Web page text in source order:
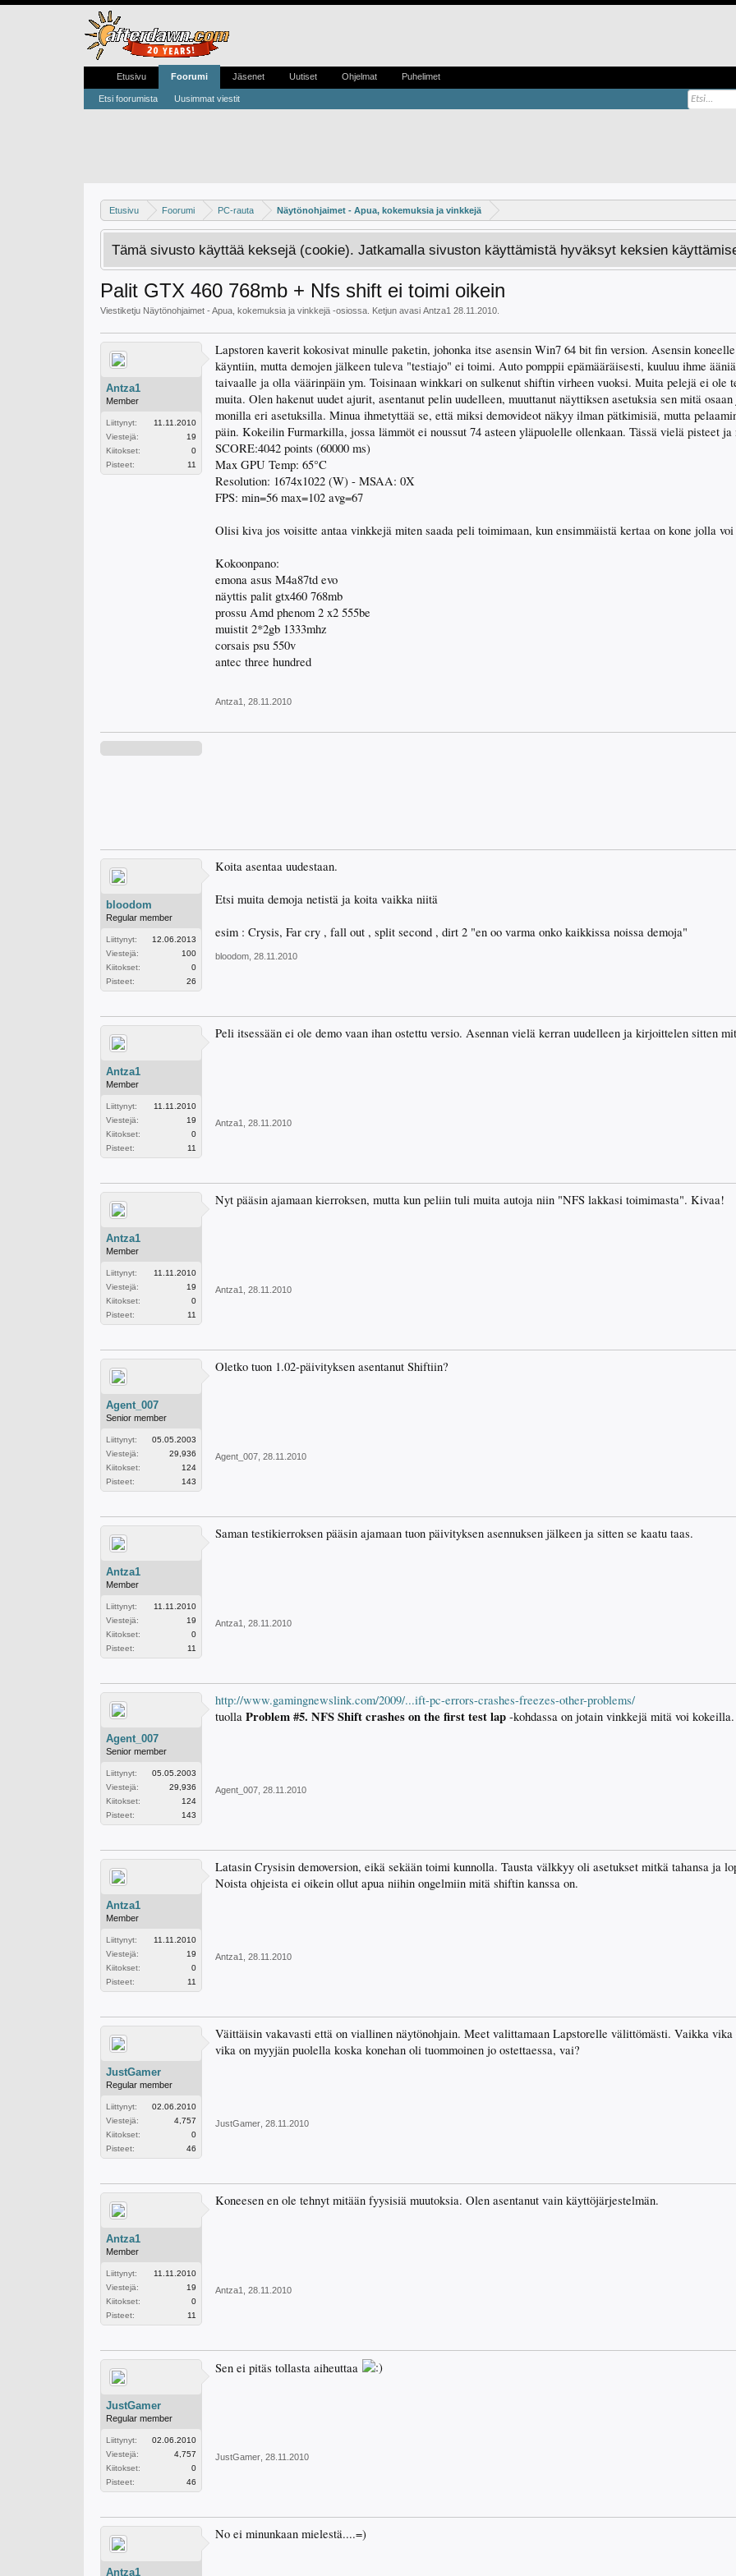
Etusivu Foorumi PC-rauta Näytönohjaimet - Apua, kokemuksia ja vinkkejä
Tämä sivusto käyttää keksejä (cookie). Jatkamalla sivuston käyttämistä hyväksyt keksien
Palit GTX 460 768mb + Nfs shift ei toimi oikein
Viestiketju Näytönohjaimet - Apua, kokemuksia ja vinkkejä -osiossa. Ketjun avasi Antza1 28.11.2010
Antza1
Member
Liittynyt:
11.11.2010
Viestejä:
19
Kiitokset:
0
Pisteet:
11
Lapstoren kaverit kokosivat minulle paketin, johonka itse asensin Win7 64 bit fin version. Asensin
käyntiin, mutta demojen jälkeen tuleva "testiajo" ei toimi. Auto pomppii epämääräisesti, kuuluu ihme
taivaalle ja olla väärinpäin ym. Toisinaan winkkari on sulkenut shiftin virheen vuoksi. Muita pelejä ei ole
muita. Olen hakenut uudet ajurit, asentanut pelin uudelleen, muuttanut näyttiksen asetuksia sen mitä
monilla eri asetuksilla. Minua ihmetyttää se, että miksi demovideot näkyy ilman pätkimisiä, mutta
päin. Kokeilin Furmarkilla, jossa lämmöt ei noussut 74 asteen yläpuolelle ollenkaan. Tässä vielä pisteet
SCORE:4042 points (60000 ms)
Max GPU Temp: 65°C
Resolution: 1674x1022 (W) - MSAA: 0X
FPS: min=56 max=102 avg=67
Olisi kiva jos voisitte antaa vinkkejä miten saada peli toimimaan, kun ensimmäistä kertaa on kone jolla
Kokoonpano:
emona asus M4a87td evo
näyttis palit gtx460 768mb
prossu Amd phenom 2 x2 555be
muistit 2*2gb 1333mhz
corsais psu 550v
antec three hundred
Antza1
28.11.2010
bloodom
Regular member
Liittynyt:
12.06.2013
Viestejä:
100
Kiitokset:
0
Pisteet:
26
Koita asentaa uudestaan.
Etsi muita demoja netistä ja koita vaikka niitä
esim : Crysis, Far cry , fall out , split second , dirt 2 "en oo varma onko kaikkissa noissa demoja"
bloodom 28.11.2010
Antza1
Member
Liittynyt:
11.11.2010
Viestejä:
19
Kiitokset:
0
Pisteet:
11
Peli itsessään ei ole demo vaan ihan ostettu versio. Asennan vielä kerran uudelleen ja kirjoittelen sitten
Antza1 28.11.2010
Antza1
Member
Liittynyt:
11.11.2010
Viestejä:
19
Kiitokset:
0
Pisteet:
11
Nyt pääsin ajamaan kierroksen, mutta kun peliin tuli muita autoja niin "NFS lakkasi toimimasta". Kivaa!
Antza1 28.11.2010
Agent_007
Senior member
Liittynyt:
05.05.2003
Viestejä:
29,936
Kiitokset:
124
Pisteet:
143
Oletko tuon 1.02-päivityksen asentanut Shiftiin?
Agent_007 28.11.2010
Antza1
Member
Liittynyt:
11.11.2010
Viestejä:
19
Kiitokset:
0
Pisteet:
11
Saman testikierroksen pääsin ajamaan tuon päivityksen asennuksen jälkeen ja sitten se kaatu taas.
Antza1 28.11.2010
Agent_007
Senior member
Liittynyt:
05.05.2003
Viestejä:
29,936
Kiitokset:
124
Pisteet:
143
http://www.gamingnewslink.com/2009/...ift-pc-errors-crashes-freezes-other-problems/
tuolla Problem #5. NFS Shift crashes on the first test lap -kohdassa on jotain vinkkejä mitä voi kokeilla.
Agent_007 28.11.2010
Antza1
Member
Liittynyt:
11.11.2010
Viestejä:
19
Kiitokset:
0
Pisteet:
11
Latasin Crysisin demoversion, eikä sekään toimi kunnolla. Tausta välkkyy oli asetukset mitkä tahansa ja
Noista ohjeista ei oikein ollut apua niihin ongelmiin mitä shiftin kanssa on.
Antza1 28.11.2010
JustGamer
Regular member
Liittynyt:
02.06.2010
Viestejä:
4,757
Kiitokset:
0
Pisteet:
46
Väittäisin vakavasti että on viallinen näytönohjain. Meet valittamaan Lapstorelle välittömästi. Vaikka
vika on myyjän puolella koska konehan oli tuommoinen jo ostettaessa, vai?
JustGamer 28.11.2010
Antza1
Member
Liittynyt:
11.11.2010
Viestejä:
19
Kiitokset:
0
Pisteet:
11
Koneesen en ole tehnyt mitään fyysisiä muutoksia. Olen asentanut vain käyttöjärjestelmän.
Antza1 28.11.2010
JustGamer
Regular member
Liittynyt:
02.06.2010
Viestejä:
4,757
Kiitokset:
0
Pisteet:
46
Sen ei pitäs tollasta aiheuttaa
JustGamer 28.11.2010
Antza1
No ei minunkaan mielestä....=)
Etusivu Foorumi
Etsi foorumista Uusimmat viestit
Jäsenet Uutiset Ohjelmat Puhelimet